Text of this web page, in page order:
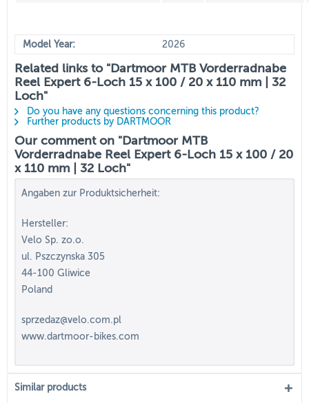
Model Year: 2026
Related links to "Dartmoor MTB Vorderradnabe
Reel Expert 6-Loch 15 x 100 / 20 x 110 mm | 32
Loch"
Do you have any questions concerning this product?
Further products by DARTMOOR
Our comment on "Dartmoor MTB
Vorderradnabe Reel Expert 6-Loch 15 x 100 / 20
x 110 mm | 32 Loch"
Angaben zur Produktsicherheit:
Hersteller:
Velo Sp. zo.o.
ul. Pszczynska 305
44-100 Gliwice
Poland
sprzedaz@velo.com.pl
www.dartmoor-bikes.com
Similar products